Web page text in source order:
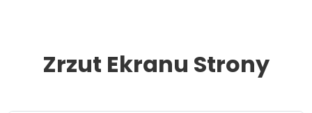
Zrzut Ekranu Strony